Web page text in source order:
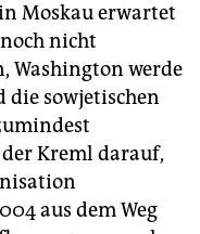
Moskau erwartet
nicht
Washington werde
die sowjetischen
Kreml darauf,
aus dem Weg